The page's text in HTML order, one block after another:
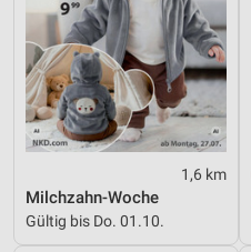
1,6 km
Milchzahn-Woche
Gültig bis Do. 01.10.